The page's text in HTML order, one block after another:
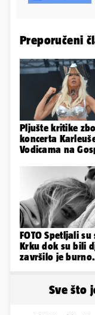
Preporučeni
Pljušte kritike
koncerta
Vodicama na
FOTO Spetljali su
Krku dok su bili
završilo je
Sve što